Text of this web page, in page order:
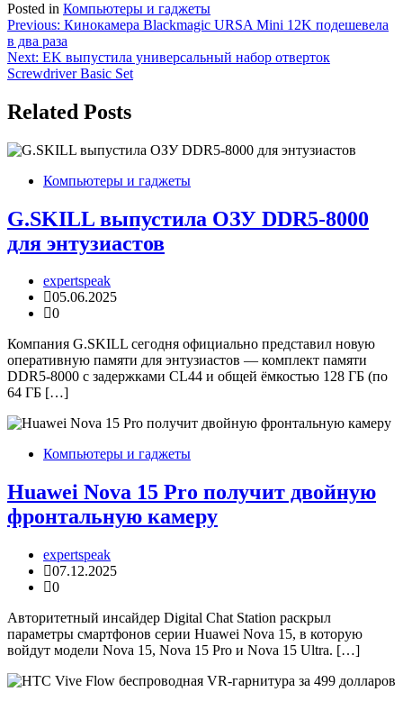
Posted in Компьютеры и гаджеты
Навигация
по
записям
Previous: Кинокамера Blackmagic URSA Mini 12K подешевела
в два раза
Next: EK выпустила универсальный набор отверток
Screwdriver Basic Set
Related Posts
Компьютеры и гаджеты
G.SKILL выпустила ОЗУ DDR5-8000
для энтузиастов
expertspeak
05.06.2025
0
Компания G.SKILL сегодня официально представил новую
оперативную памяти для энтузиастов — комплект памяти
DDR5-8000 с задержками CL44 и общей ёмкостью 128 ГБ (по
64 ГБ […]
Компьютеры и гаджеты
Huawei Nova 15 Pro получит двойную
фронтальную камеру
expertspeak
07.12.2025
0
Авторитетный инсайдер Digital Chat Station раскрыл
параметры смартфонов серии Huawei Nova 15, в которую
войдут модели Nova 15, Nova 15 Pro и Nova 15 Ultra. […]